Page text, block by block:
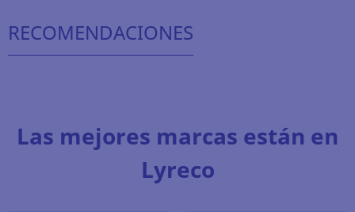
RECOMENDACIONES
Las mejores marcas están en
Lyreco